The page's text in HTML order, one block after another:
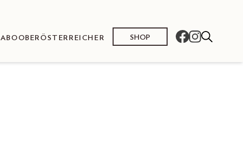
ABO OBERÖSTERREICHER SHOP